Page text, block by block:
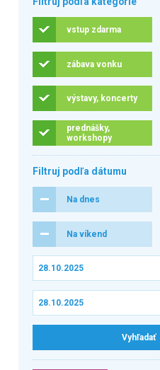
vstup zdarma
zábava vonku
výstavy, koncerty
prednášky,
workshopy
Filtruj podľa dátumu
Na dnes
Na víkend